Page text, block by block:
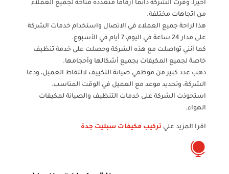
أخيرًا، وفرت الشركة دائمًا أرقامًا متعددة متاحة لجميع العملاء
من اتجاهات مختلفة.
هذا لراحة جميع العملاء في الاتصال واستخدام خدمات الشركة
على مدار 24 ساعة في اليوم، 7 أيام في الأسبوع.
كما أنني تواصلت مع هذه الشركة وحصلت على خدمة تنظيف
خاصة لجميع المكيفات بجميع أشكالها وأحجامها.
ذهب عدد كبير من موظفي صيانة التكييف لالتقاط العميل، ودعا
الشركة، وتحديد موعد مع العميل في الوقت المناسب.
استحوذت الشركة على خدمات التنظيف والصيانة لمكيفات
الهواء.
اقرا المزيد علي تركيب مكيفات سبليت جدة
